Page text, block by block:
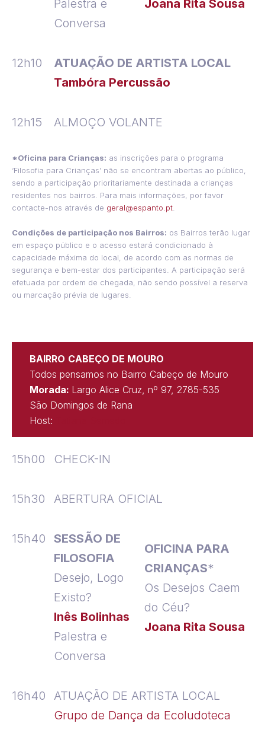
Palestra e
Conversa
Joana Rita Sousa
12h10
ATUAÇÃO DE ARTISTA LOCAL
Tambóra Percussão
12h15 ALMOÇO VOLANTE
*Oficina para Crianças: as inscrições para o programa
‘Filosofia para Crianças’ não se encontram abertas ao público,
sendo a participação prioritariamente destinada a crianças
residentes nos bairros. Para mais informações, por favor
contacte-nos através de geral@espanto.pt
Condições de participação nos Bairros: os Bairros terão lugar
em espaço público e o acesso estará condicionado à
capacidade máxima do local, de acordo com as normas de
segurança e bem-estar dos participantes. A participação será
efetuada por ordem de chegada, não sendo possível a reserva
ou marcação prévia de lugares.
BAIRRO CABEÇO DE MOURO
Todos pensamos no Bairro Cabeço de Mouro
Morada: Largo Alice Cruz, nº 97, 2785-535
São Domingos de Rana
Host:
15h00 CHECK-IN
15h30 ABERTURA OFICIAL
15h40
SESSÃO DE
FILOSOFIA
Desejo, Logo
Existo?
Inês Bolinhas
Palestra e
Conversa
OFICINA PARA
CRIANÇAS*
Os Desejos Caem
do Céu?
Joana Rita Sousa
16h40
ATUAÇÃO DE ARTISTA LOCAL
Grupo de Dança da Ecoludoteca